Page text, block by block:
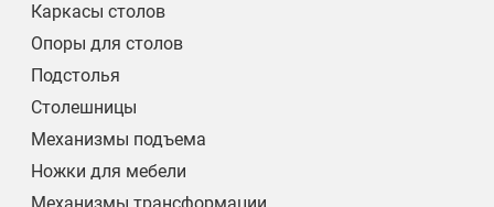
Каркасы столов
Опоры для столов
Подстолья
Столешницы
Механизмы подъема
Ножки для мебели